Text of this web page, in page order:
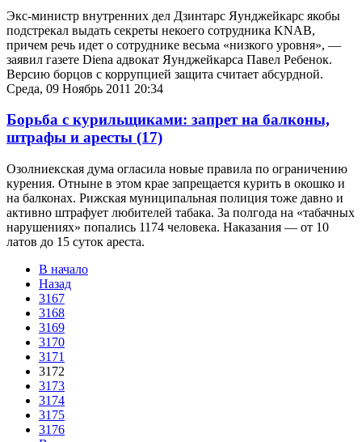
Экс-министр внутренних дел Дзинтарс Яунджейкарс якобы
подстрекал выдать секреты некоего сотрудника KNAB,
причем речь идет о сотруднике весьма «низкого уровня», —
заявил газете Diena адвокат Яунджейкарса Павел Ребенок.
Версию борцов с коррупцией защита считает абсурдной.
Среда, 09 Ноябрь 2011 20:34
Борьба с курильщиками: запрет на балконы,
штрафы и аресты (17)
Озолниекская дума огласила новые правила по ограничению
курения. Отныне в этом крае запрещается курить в окошко и
на балконах. Рижская муниципальная полиция тоже давно и
активно штрафует любителей табака. За полгода на «табачных
нарушениях» попались 1174 человека. Наказания — от 10
латов до 15 суток ареста.
В начало
Назад
3167
3168
3169
3170
3171
3172
3173
3174
3175
3176